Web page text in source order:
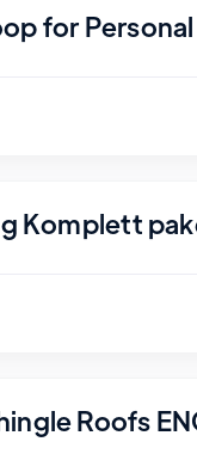
for
Komplett
Roofs